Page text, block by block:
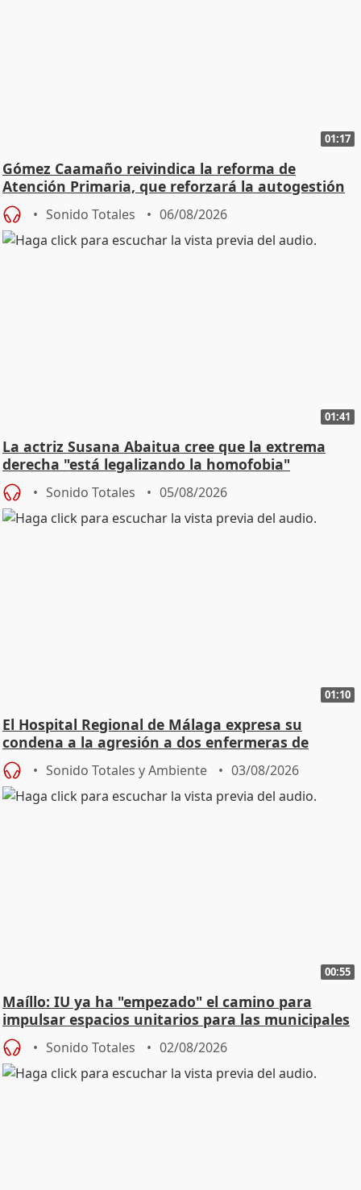
01:17
Gómez Caamaño reivindica la reforma de
Atención Primaria, que reforzará la autogestión
Sonido Totales 06/08/2026
01:41
La actriz Susana Abaitua cree que la extrema
derecha "está legalizando la homofobia"
Sonido Totales 05/08/2026
01:10
El Hospital Regional de Málaga expresa su
condena a la agresión a dos enfermeras de
Urgencias
Sonido Totales y Ambiente 03/08/2026
00:55
Maíllo: IU ya ha "empezado" el camino para
impulsar espacios unitarios para las municipales
Sonido Totales 02/08/2026